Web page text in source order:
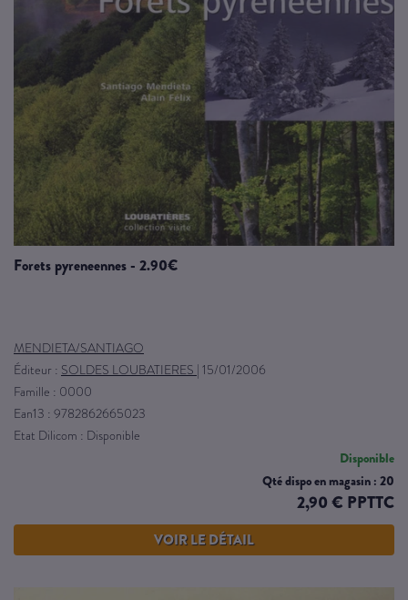
forets pyreneennes - 2.90€
MENDIETA/SANTIAGO
Éditeur : SOLDES LOUBATIERES | 15/01/2006
Famille : 0000
Ean13 : 9782862665023
Etat Dilicom : Disponible
Disponible
Qté dispo en magasin : 20
2,90 € PPTTC
VOIR LE DÉTAIL